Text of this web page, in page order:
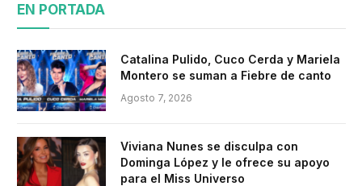
EN PORTADA
Catalina Pulido, Cuco Cerda y Mariela
Montero se suman a Fiebre de canto
Agosto 7, 2026
Viviana Nunes se disculpa con
Dominga López y le ofrece su apoyo
para el Miss Universo